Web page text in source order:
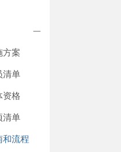
方案
清单
资格
清单
和流程